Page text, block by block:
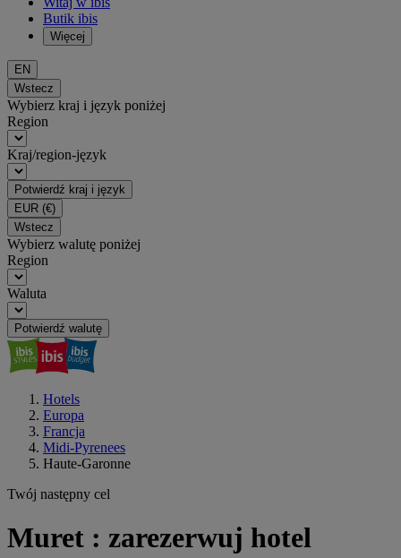
Butik ibis
Więcej
EN
Wstecz
Wybierz kraj i język poniżej
Region
Kraj/region-język
Potwierdź kraj i język
EUR (€)
Wstecz
Wybierz walutę poniżej
Region
Waluta
Potwierdź walutę
Hotels
Europa
Francja
Midi-Pyrenees
Haute-Garonne
Twój następny cel
Muret : zarezerwuj hotel